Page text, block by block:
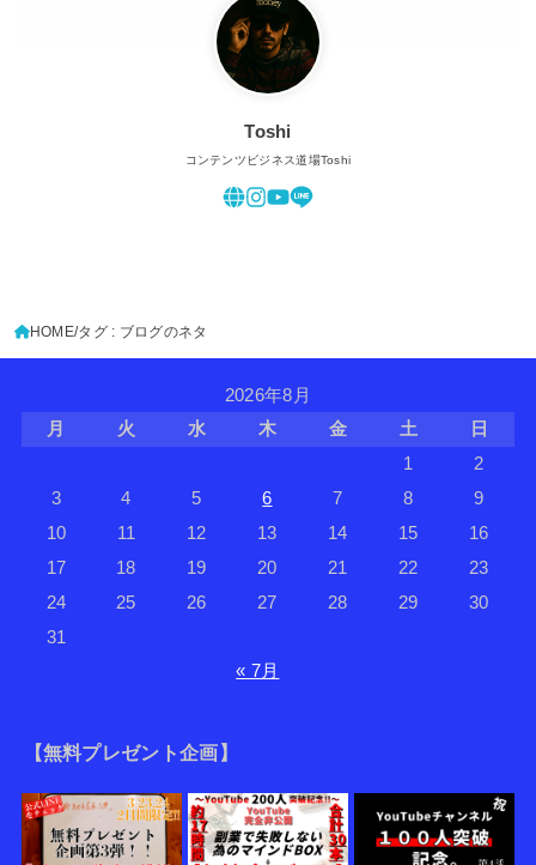
Toshi
コンテンツビジネス道場Toshi
HOME タグ : ブログのネタ
2026年8月
月
火 水 木 金 土
日
1
2
3
4 5 6 7 8
9
10
11 12 13 14 15
16
17
18 19 20 21 22
23
24
25 26 27 28 29
30
31
« 7月
【無料プレゼント企画】